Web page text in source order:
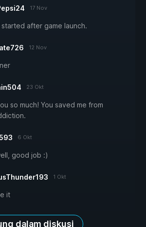
17 Nov
started after game launch.
12 Nov
23 Okt
so much! You saved me from
6 Okt
good job :)
1 Okt
it
dalam diskusi